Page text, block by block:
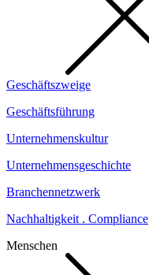
Geschäftszweige
Geschäftsführung
Unternehmenskultur
Unternehmensgeschichte
Branchennetzwerk
Nachhaltigkeit . Compliance
Menschen